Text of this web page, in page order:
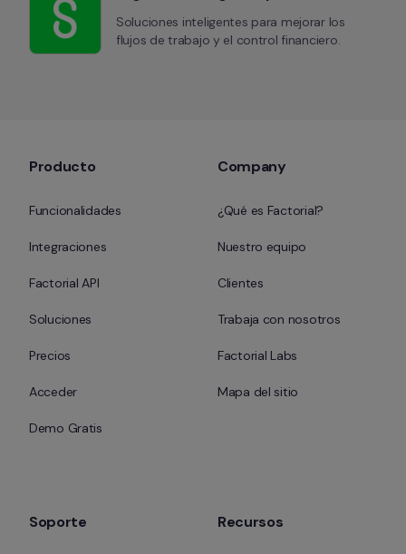
Soluciones inteligentes para mejorar los
flujos de trabajo y el control financiero.
Producto
Funcionalidades
Integraciones
Factorial API
Soluciones
Precios
Acceder
Demo Gratis
Company
¿Qué es Factorial?
Nuestro equipo
Clientes
Trabaja con nosotros
Factorial Labs
Mapa del sitio
Soporte Recursos